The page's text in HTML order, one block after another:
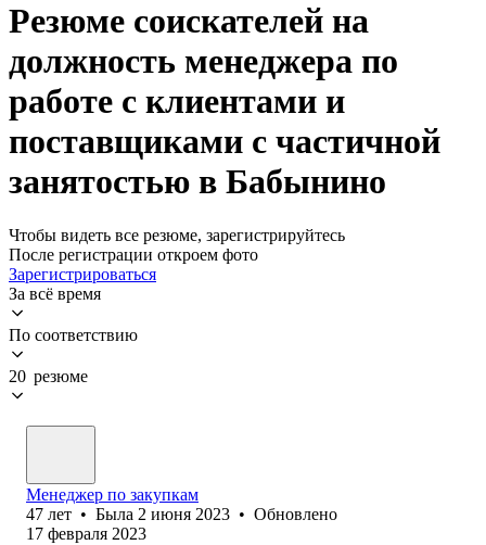
Резюме соискателей на
должность менеджера по
работе с клиентами и
поставщиками с частичной
занятостью в Бабынино
Чтобы видеть все резюме, зарегистрируйтесь
После регистрации откроем фото
Зарегистрироваться
За всё время
По соответствию
20 резюме
Менеджер по закупкам
47 лет • Была 2 июня 2023 • Обновлено
17 февраля 2023